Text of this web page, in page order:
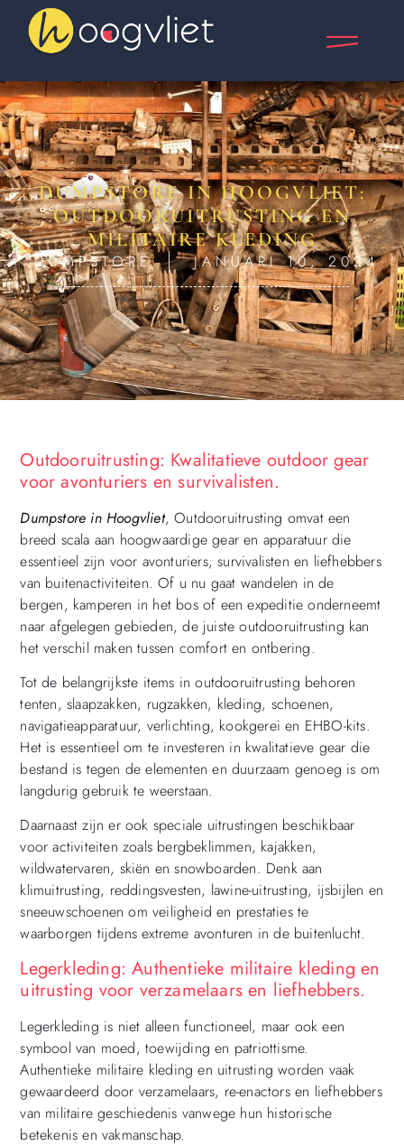
DUMPSTORE JANUARI 10, 2024
DUMPSTORE IN HOOGVLIET:
OUTDOORUITRUSTING EN
MILITAIRE KLEDING
Outdooruitrusting: Kwalitatieve outdoor gear
voor avonturiers en survivalisten.
Dumpstore in Hoogvliet, Outdooruitrusting omvat een
breed scala aan hoogwaardige gear en apparatuur die
essentieel zijn voor avonturiers, survivalisten en liefhebbers
van buitenactiviteiten. Of u nu gaat wandelen in de
bergen, kamperen in het bos of een expeditie onderneemt
naar afgelegen gebieden, de juiste outdooruitrusting kan
het verschil maken tussen comfort en ontbering.
Tot de belangrijkste items in outdooruitrusting behoren
tenten, slaapzakken, rugzakken, kleding, schoenen,
navigatieapparatuur, verlichting, kookgerei en EHBO-kits.
Het is essentieel om te investeren in kwalitatieve gear die
bestand is tegen de elementen en duurzaam genoeg is om
langdurig gebruik te weerstaan.
Daarnaast zijn er ook speciale uitrustingen beschikbaar
voor activiteiten zoals bergbeklimmen, kajakken,
wildwatervaren, skiën en snowboarden. Denk aan
klimuitrusting, reddingsvesten, lawine-uitrusting, ijsbijlen en
sneeuwschoenen om veiligheid en prestaties te
waarborgen tijdens extreme avonturen in de buitenlucht.
Legerkleding: Authentieke militaire kleding en
uitrusting voor verzamelaars en liefhebbers.
Legerkleding is niet alleen functioneel, maar ook een
symbool van moed, toewijding en patriottisme.
Authentieke militaire kleding en uitrusting worden vaak
gewaardeerd door verzamelaars, re-enactors en liefhebbers
van militaire geschiedenis vanwege hun historische
betekenis en vakmanschap.